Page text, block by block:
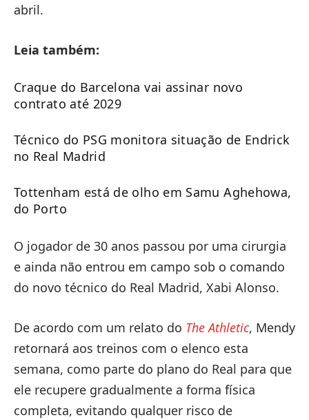
abril.
Leia também:
Craque do Barcelona vai assinar novo
contrato até 2029
Técnico do PSG monitora situação de Endrick
no Real Madrid
Tottenham está de olho em Samu Aghehowa,
do Porto
O jogador de 30 anos passou por uma cirurgia
e ainda não entrou em campo sob o comando
do novo técnico do Real Madrid, Xabi Alonso.
De acordo com um relato do The Athletic, Mendy
retornará aos treinos com o elenco esta
semana, como parte do plano do Real para que
ele recupere gradualmente a forma física
completa, evitando qualquer risco de